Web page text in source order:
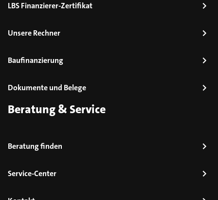
LBS Finanzierer-Zertifikat
Unsere Rechner
Baufinanzierung
Dokumente und Belege
Beratung & Service
Beratung finden
Service-Center